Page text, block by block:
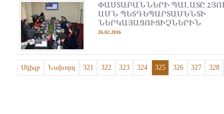
ՓԱՍՏԱԲԱՆՆԵՐԻ ՊԱԼԱՏԸ
ԱՄՆ ՊԵՏԴԵՊԱՐՏԱՄԵՆՏԻ
ՆԵՐԿԱՅԱՑՈՒՑԻՉՆԵՐԻՆ
26.02.2016
Սկիզբ Նախորդ 321 322 323 324 325 326 327 328